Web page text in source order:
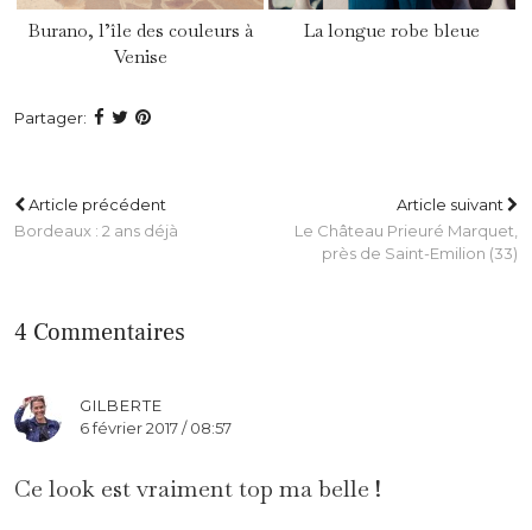
Burano, l’île des couleurs à
Venise
La longue robe bleue
Partager:
Article précédent
Bordeaux : 2 ans déjà
Article suivant
Le Château Prieuré Marquet,
près de Saint-Emilion (33)
4 Commentaires
GILBERTE
6 février 2017 / 08:57
Ce look est vraiment top ma belle !